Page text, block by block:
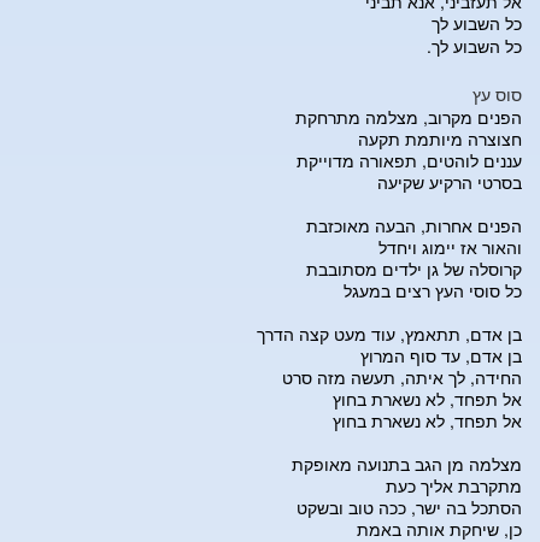
כל השבוע לך
כל השבוע לך.
סוס עץ
הפנים מקרוב, מצלמה מתרחקת
חצוצרה מיותמת תקעה
עננים לוהטים, תפאורה מדוייקת
בסרטי הרקיע שקיעה
הפנים אחרות, הבעה מאוכזבת
והאור אז יימוג ויחדל
קרוסלה של גן ילדים מסתובבת
כל סוסי העץ רצים במעגל
בן אדם, תתאמץ, עוד מעט קצה הדרך
בן אדם, עד סוף המרוץ
החידה, לך איתה, תעשה מזה סרט
אל תפחד, לא נשארת בחוץ
אל תפחד, לא נשארת בחוץ
מצלמה מן הגב בתנועה מאופקת
מתקרבת אליך כעת
הסתכל בה ישר, ככה טוב ובשקט
כן, שיחקת אותה באמת